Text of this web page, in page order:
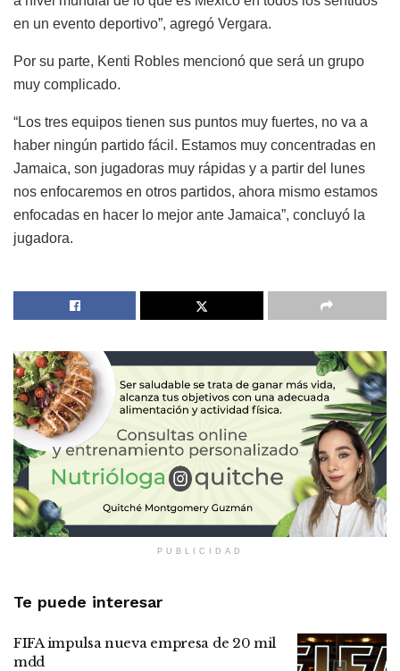
en un evento deportivo”, agregó Vergara.
Por su parte, Kenti Robles mencionó que será un grupo
muy complicado.
“Los tres equipos tienen sus puntos muy fuertes, no va a
haber ningún partido fácil. Estamos muy concentradas en
Jamaica, son jugadoras muy rápidas y a partir del lunes
nos enfocaremos en otros partidos, ahora mismo estamos
enfocadas en hacer lo mejor ante Jamaica”, concluyó la
jugadora.
PUBLICIDAD
Te puede interesar
FIFA impulsa nueva empresa de 20 mil
mdd